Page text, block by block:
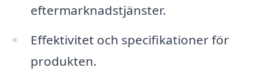
eftermarknadstjänster.
Effektivitet och specifikationer för
produkten.